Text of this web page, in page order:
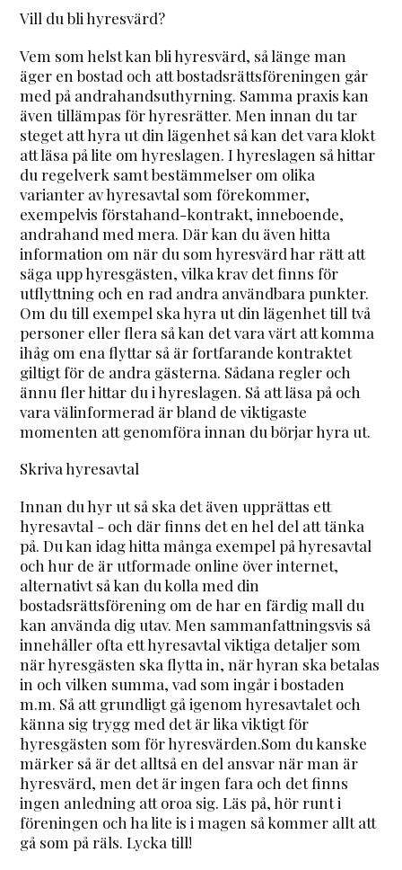
Vill du bli hyresvärd?
Vem som helst kan bli hyresvärd, så länge man
äger en bostad och att bostadsrättsföreningen går
med på andrahandsuthyrning. Samma praxis kan
även tillämpas för hyresrätter. Men innan du tar
steget att hyra ut din lägenhet så kan det vara klokt
att läsa på lite om hyreslagen. I hyreslagen så hittar
du regelverk samt bestämmelser om olika
varianter av hyresavtal som förekommer,
exempelvis förstahand-kontrakt, inneboende,
andrahand med mera. Där kan du även hitta
information om när du som hyresvärd har rätt att
säga upp hyresgästen, vilka krav det finns för
utflyttning och en rad andra användbara punkter.
Om du till exempel ska hyra ut din lägenhet till två
personer eller flera så kan det vara värt att komma
ihåg om ena flyttar så är fortfarande kontraktet
giltigt för de andra gästerna. Sådana regler och
ännu fler hittar du i hyreslagen. Så att läsa på och
vara välinformerad är bland de viktigaste
momenten att genomföra innan du börjar hyra ut.
Skriva hyresavtal
Innan du hyr ut så ska det även upprättas ett
hyresavtal - och där finns det en hel del att tänka
på. Du kan idag hitta många exempel på hyresavtal
och hur de är utformade online över internet,
alternativt så kan du kolla med din
bostadsrättsförening om de har en färdig mall du
kan använda dig utav. Men sammanfattningsvis så
innehåller ofta ett hyresavtal viktiga detaljer som
när hyresgästen ska flytta in, när hyran ska betalas
in och vilken summa, vad som ingår i bostaden
m.m. Så att grundligt gå igenom hyresavtalet och
känna sig trygg med det är lika viktigt för
hyresgästen som för hyresvärden.Som du kanske
märker så är det alltså en del ansvar när man är
hyresvärd, men det är ingen fara och det finns
ingen anledning att oroa sig. Läs på, hör runt i
föreningen och ha lite is i magen så kommer allt att
gå som på räls. Lycka till!